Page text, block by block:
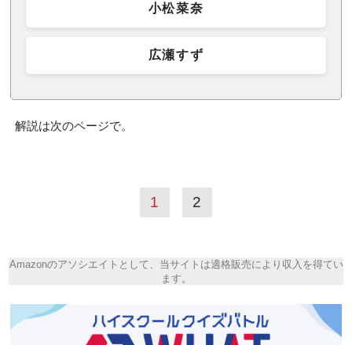
小松菜奈
広瀬すず
解説は次のページで。
1 2
Amazonのアソシエイトとして、当サイトは適格販売により収入を得てい
ます。